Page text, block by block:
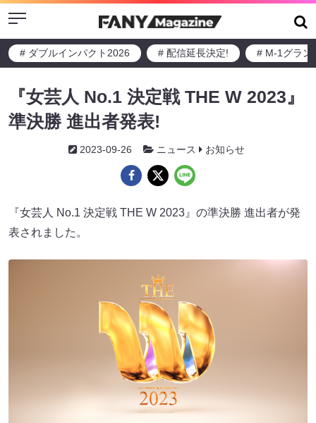
Menu
# ダブルインパクト2026 # 配信延長決定! # M-1グラン
『女芸人 No.1 決定戦 THE W 2023』
準決勝 進出者発表!
2023-09-26 ニュース お知らせ
『女芸人 No.1 決定戦 THE W 2023』の準決勝 進出者が発
表されました。